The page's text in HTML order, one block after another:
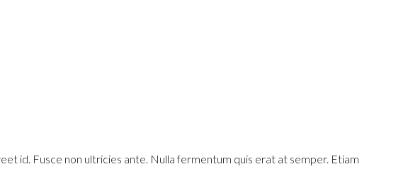
id. Fusce non ultricies ante. Nulla fermentum quis erat at semper. Etiam